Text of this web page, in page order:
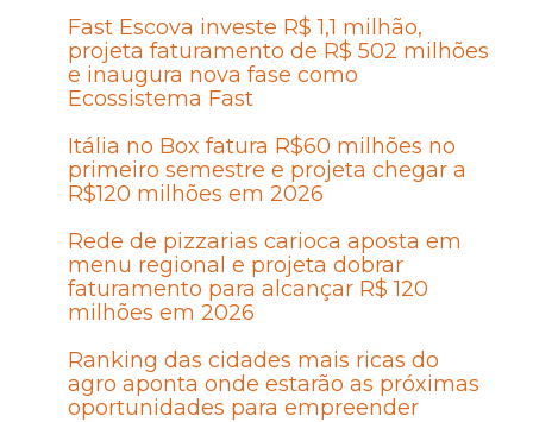
Fast Escova investe R$ 1,1 milhão,
projeta faturamento de R$ 502 milhões
e inaugura nova fase como
Ecossistema Fast
Itália no Box fatura R$60 milhões no
primeiro semestre e projeta chegar a
R$120 milhões em 2026
Rede de pizzarias carioca aposta em
menu regional e projeta dobrar
faturamento para alcançar R$ 120
milhões em 2026
Ranking das cidades mais ricas do
agro aponta onde estarão as próximas
oportunidades para empreender